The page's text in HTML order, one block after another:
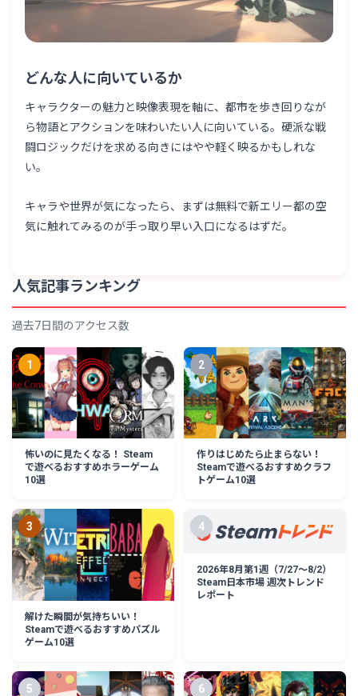
どんな人に向いているか
キャラクターの魅力と映像表現を軸に、都市を歩き回りなが
ら物語とアクションを味わいたい人に向いている。硬派な戦
闘ロジックだけを求める向きにはやや軽く映るかもしれな
い。
キャラや世界が気になったら、まずは無料で新エリー都の空
気に触れてみるのが手っ取り早い入口になるはずだ。
人気記事ランキング
過去7日間のアクセス数
1
怖いのに見たくなる！ Steam
で遊べるおすすめホラーゲーム
10選
2
作りはじめたら止まらない！
Steamで遊べるおすすめクラフ
トゲーム10選
3
解けた瞬間が気持ちいい！
Steamで遊べるおすすめパズル
ゲーム10選
4
2026年8月第1週（7/27〜8/2）
Steam日本市場 週次トレンド
レポート
5 6